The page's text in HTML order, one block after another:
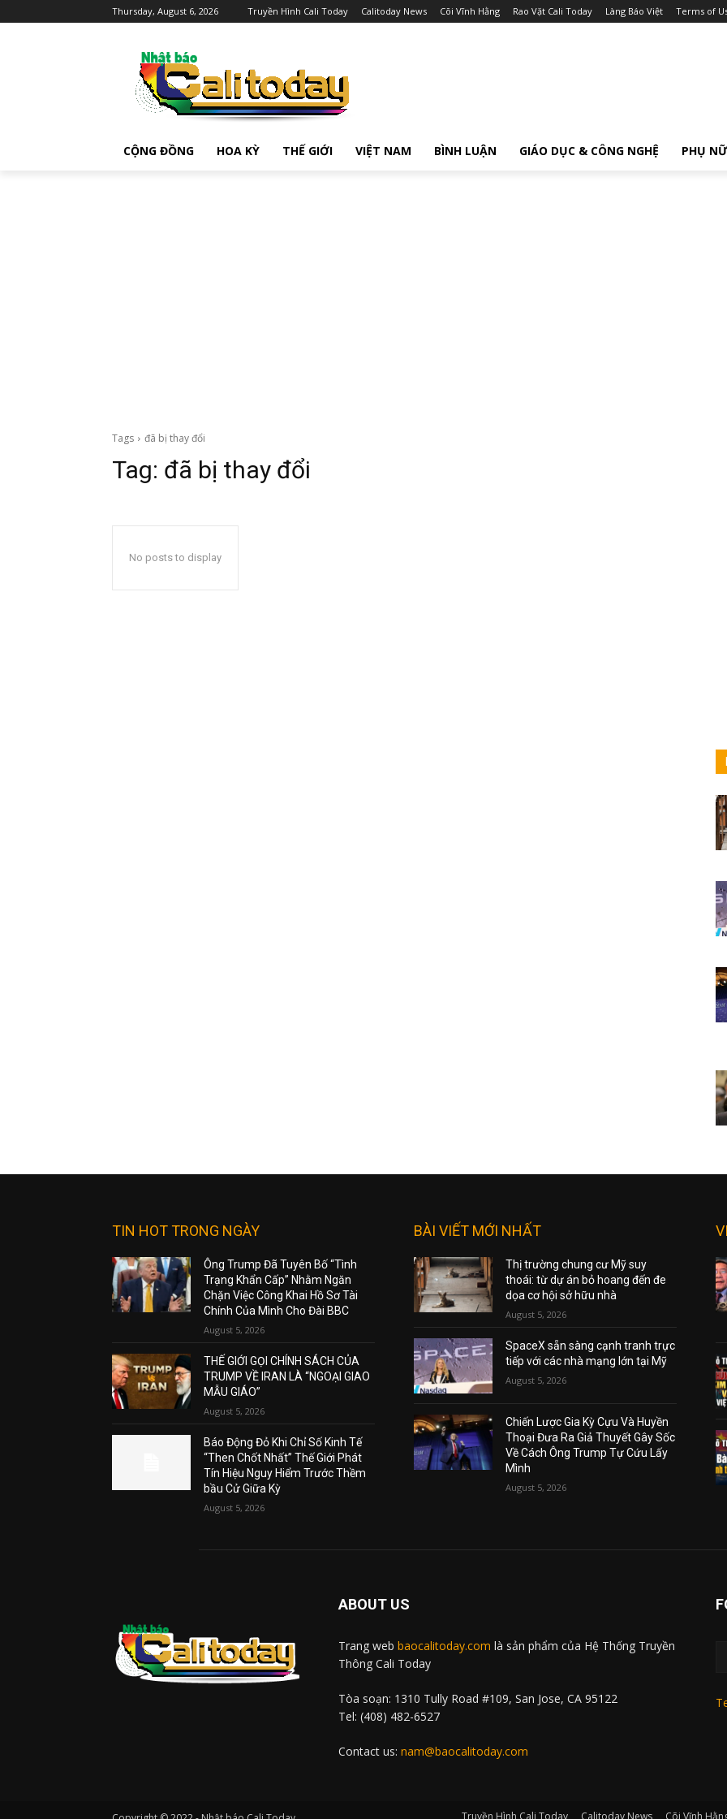
Thursday, August 6, 2026 Truyền Hình Cali Today Calitoday News Cõi Vĩnh Hằng Rao Vặt Cali Today Làng Báo Việt Terms of
CỘNG ĐỒNG HOA KỲ THẾ GIỚI VIỆT NAM BÌNH LUẬN GIÁO DỤC & CÔNG NGHỆ PHỤ NỮ
Tags đã bị thay đổi
Tag: đã bị thay đổi
No posts to display
TIN HOT TRONG NGÀY
Ông Trump Đã Tuyên Bố “Tình
Trạng Khẩn Cấp” Nhằm Ngăn
Chặn Việc Công Khai Hồ Sơ Tài
Chính Của Mình Cho Đài BBC
August 5, 2026
THẾ GIỚI GỌI CHÍNH SÁCH CỦA
TRUMP VỀ IRAN LÀ “NGOẠI GIAO
MẪU GIÁO”
August 5, 2026
Báo Động Đỏ Khi Chỉ Số Kinh Tế
“Then Chốt Nhất” Thế Giới Phát
Tín Hiệu Nguy Hiểm Trước Thềm
bầu Cử Giữa Kỳ
August 5, 2026
BÀI VIẾT MỚI NHẤT
Thị trường chung cư Mỹ suy
thoái: từ dự án bỏ hoang đến đe
dọa cơ hội sở hữu nhà
August 5, 2026
SpaceX sẵn sàng cạnh tranh trực
tiếp với các nhà mạng lớn tại Mỹ
August 5, 2026
Chiến Lược Gia Kỳ Cựu Và Huyền
Thoại Đưa Ra Giả Thuyết Gây Sốc
Về Cách Ông Trump Tự Cứu Lấy
Mình
August 5, 2026
ABOUT US
Trang web baocalitoday.com là sản phẩm của Hệ Thống Truyền
Thông Cali Today
Tòa soạn: 1310 Tully Road #109, San Jose, CA 95122
Tel: (408) 482-6527
Contact us: nam@baocalitoday.com
Truyền Hình Cali Today Calitoday News Cõi Vĩnh